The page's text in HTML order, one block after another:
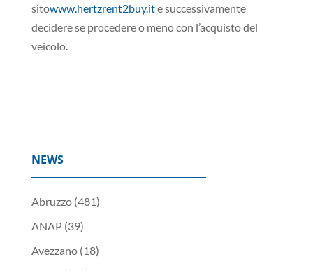
sitowww.hertzrent2buy.ite successivamente
decidere se procedere o meno con l’acquisto del
veicolo.
NEWS
Abruzzo(481)
ANAP(39)
Avezzano(18)